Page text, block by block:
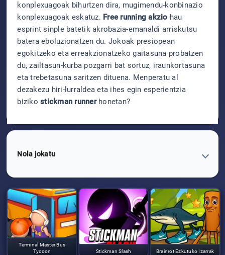
konplexuagoak bihurtzen dira, mugimendu-konbinazio
konplexuagoak eskatuz. Free running akzio hau
esprint sinple batetik akrobazia-emanaldi arriskutsu
batera eboluzionatzen du. Jokoak presiopean
egokitzeko eta erreakzionatzeko gaitasuna probatzen
du, zailtasun-kurba pozgarri bat sortuz, iraunkortasuna
eta trebetasuna saritzen dituena. Menperatu al
dezakezu hiri-lurraldea eta ihes egin esperientzia
bizikostickman runnerhonetan?
Nola jokatu
Terminal Master Bus
Tycoon
Stickman Slash Brainrot Ezkutuko Izarrak